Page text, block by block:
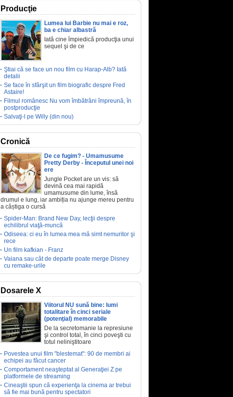
Producţie
Lumea lui Barbie nu mai e roz,
ba e chiar albastră
Iată cine împiedică producţia unui
sequel şi de ce
Ştiai că se face un nou film cu Harap-Alb? Iată
detalii
Se face în sfârşit un film biografic despre Fred
Astaire!
Filmul românesc Nu vom îmbătrâni împreună, în
postproducţie
Salvaţi-l pe Willy (din nou)
Cronică
De ce fugim? - Umamusume
Pretty Derby - Începutul unei noi
ere
Jungle Pocket are un vis: să
devină cea mai rapidă
umamusume din lume, însă
drumul e lung, iar ambiția nu ajunge mereu pentru
a câștiga o cursă
Spider-Man: Brand New Day, lecţii despre
echilibrul viaţă-muncă
Odiseea: ci eu în lumea mea mă simt nemuritor şi
rece
Un film kafkian - Franz
Vaiana sau cât de departe poate merge Disney
cu remake-urile
Dosarele X
Viitorul NU sună bine: lumi
totalitare în cinci seriale
(potenţial) memorabile
De la secretomanie la represiune
şi control total, în cinci poveşti cu
totul neliniştitoare
Povestea unui film "blestemat": 90 de membri ai
echipei au făcut cancer
Comportament neaşteptat al Generaţiei Z pe
platformele de streaming
Cineaştii spun că experienţa la cinema ar trebui
să fie mai bună pentru spectatori